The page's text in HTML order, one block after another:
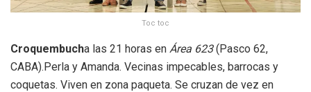
Toc toc
Croquembucha las 21 horas en Área 623(Pasco 62,
CABA).Perla y Amanda. Vecinas impecables, barrocas y
coquetas. Viven en zona paqueta. Se cruzan de vez en